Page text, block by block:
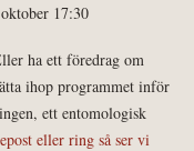
17:30
ha ett föredrag om
ihop programmet inför
ett entomologisk
eller ring så ser vi